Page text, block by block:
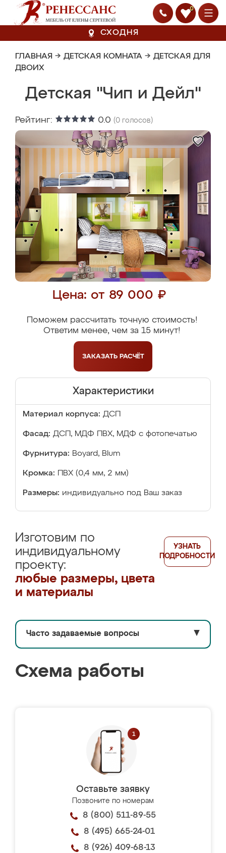
0
СХОДНЯ
ГЛАВНАЯ → ДЕТСКАЯ КОМНАТА → ДЕТСКАЯ ДЛЯ
ДВОИХ
Детская "Чип и Дейл"
Рейтинг: 0.0 (0 голосов)
Цена: от 89 000 ₽
Поможем рассчитать точную стоимость!
Ответим менее, чем за 15 минут!
ЗАКАЗАТЬ РАСЧЁТ
Характеристики
Материал корпуса: ДСП
Фасад: ДСП, МДФ ПВХ, МДФ с фотопечатью
Фурнитура: Boyard, Blum
Кромка: ПВХ (0,4 мм, 2 мм)
Размеры: индивидуально под Ваш заказ
Изготовим по
индивидуальному
проекту:
любые размеры, цвета
и материалы
УЗНАТЬ
ПОДРОБНОСТИ
Часто задаваемые вопросы ▼
Схема работы
Оставьте заявку
Позвоните по номерам
8 (800) 511-89-55
8 (495) 665-24-01
8 (926) 409-68-13